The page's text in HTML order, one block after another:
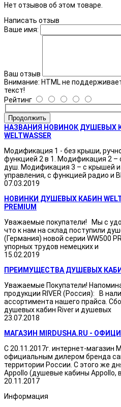
Нет отзывов об этом товаре.
Написать отзыв
Ваше имя:
Ваш отзыв
Внимание: HTML не
текст!
Рейтинг
Продолжить
НАЗВАНИЯ НОВИНОК ДУШЕВЫХ
WELTWASSER
Модификация 1 - без крыши,
функцией 2 в 1. Модификация 2 –
душ. Модификация 3 – с крышей
управления, с функцией радио и
07.03.2019
НОВИНКИ ДУШЕВЫХ КАБИН
PREMIUM
Уважаемые покупатели! Мы с
что к нам на склад поступили
(Германия) новой серии WW500
упорных трудов немецких и
15.02.2019
ПРЕИМУЩЕСТВА ДУШЕВЫХ
Уважаемые Покупатели!
продукции RIVER (Россия): В
ассортимента нашего прайса.
душевых кабин River и душевых
23.07.2018
МАГАЗИН MIRDUSHA.RU -
С 20.11.2017г. интернет-магазин
официальным дилером бренда
территории России. С этого же
Appollo (душевые кабины Appollo, в
20.11.2017
Информация